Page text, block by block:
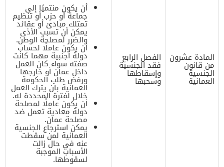
المادة عشرون
من قانون
الجنسية
العمانية
الفصل الرابع
فقد الجنسية
وإسقاطها
وسحبها
أن يكون منتميًا إلى
جماعة أو حزب أو تنظيم
تمتلك مبادئ أو عقائد
يمكن أن تسبب الأذى
والضرر لمصلحة الوطن.
أن يكون عاملًا لحساب
دولة أجنبية مهما كانت
صفته سواء كان العمل
داخل عمان أو خارجها
ورفض طلب الحكومة
العمانية بأن يترك العمل
خلال لفترة المحددة له.
أن يكون عاملًا لمصلحة
دولة معادية تعمل ضد
مصلحة عمان.
يمكن استرجاع الجنسية
العمانية لمن سقطت
عنه في حال زالت
الأسباب الموجبة
لسقوطها.